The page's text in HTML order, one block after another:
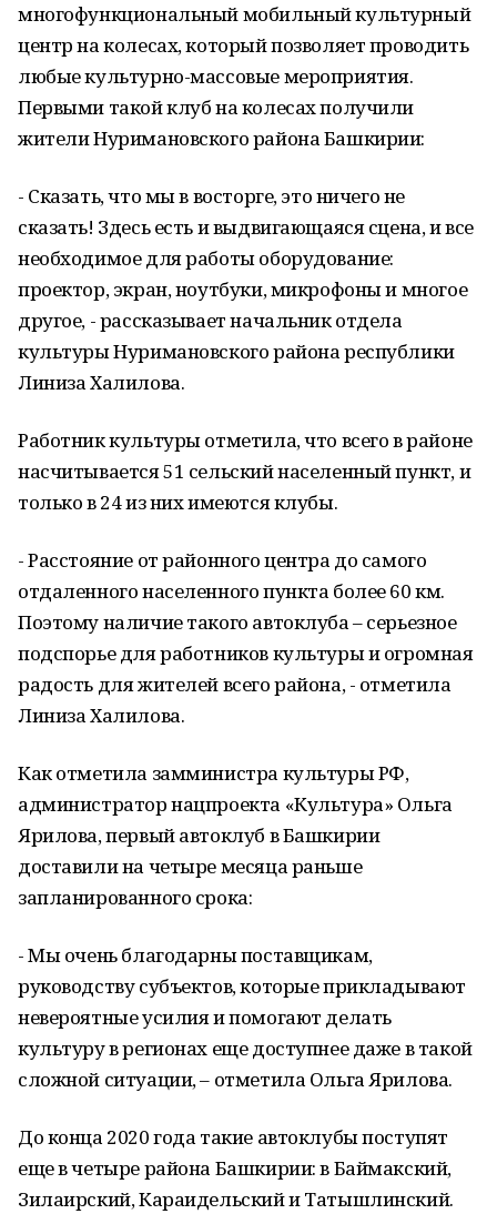
многофункциональный мобильный культурный
центр на колесах, который позволяет проводить
любые культурно-массовые мероприятия.
Первыми такой клуб на колесах получили
жители Нуримановского района Башкирии:
- Сказать, что мы в восторге, это ничего не
сказать! Здесь есть и выдвигающаяся сцена, и все
необходимое для работы оборудование:
проектор, экран, ноутбуки, микрофоны и многое
другое, - рассказывает начальник отдела
культуры Нуримановского района республики
Линиза Халилова.
Работник культуры отметила, что всего в районе
насчитывается 51 сельский населенный пункт, и
только в 24 из них имеются клубы.
- Расстояние от районного центра до самого
отдаленного населенного пункта более 60 км.
Поэтому наличие такого автоклуба – серьезное
подспорье для работников культуры и огромная
радость для жителей всего района, - отметила
Линиза Халилова.
Как отметила замминистра культуры РФ,
администратор нацпроекта «Культура» Ольга
Ярилова, первый автоклуб в Башкирии
доставили на четыре месяца раньше
запланированного срока:
- Мы очень благодарны поставщикам,
руководству субъектов, которые прикладывают
невероятные усилия и помогают делать
культуру в регионах еще доступнее даже в такой
сложной ситуации, – отметила Ольга Ярилова.
До конца 2020 года такие автоклубы поступят
еще в четыре района Башкирии: в Баймакский,
Зилаирский, Караидельский и Татышлинский.